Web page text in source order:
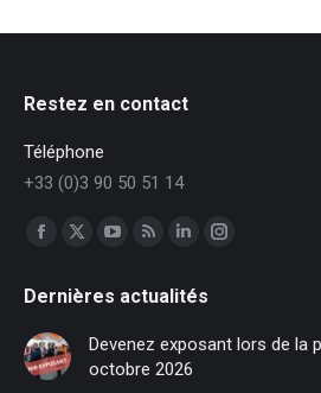
Restez en contact
Téléphone
+33 (0)3 90 50 51 14
Trouvez nous sur :
Facebook
opens
in
new
X
opens
new
opens
in
new
opens
in
new
LinkedIn
opens
in
new
Instagram
in
Dernières actualités
Devenez exposant lors de la
octobre 2026